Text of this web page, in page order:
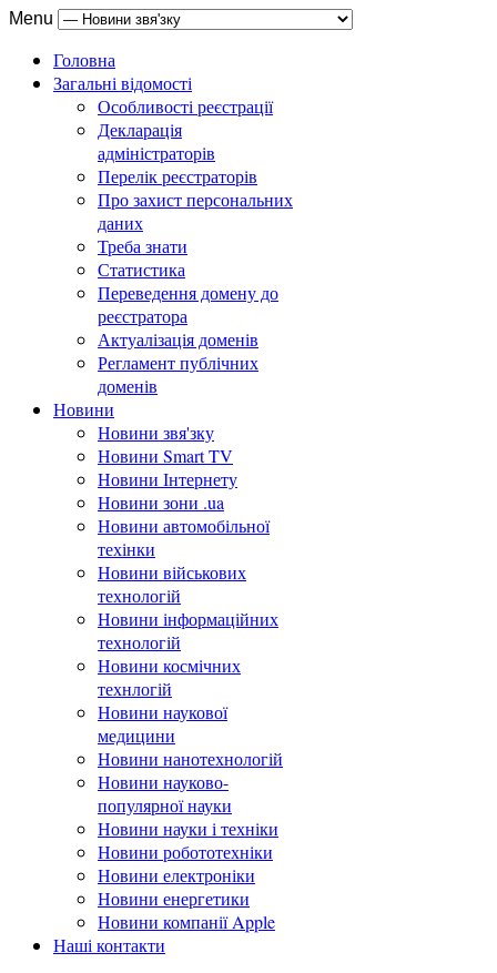
Menu
Головна
Загальні відомості
Особливості реєстрації
Декларація
адміністраторів
Перелік реєстраторів
Про захист персональних
даних
Треба знати
Статистика
Переведення домену до
реєстратора
Актуалізація доменів
Регламент публічних
доменів
Новини
Новини звя'зку
Новини Smart TV
Новини Інтернету
Новини зони .ua
Новини автомобільної
техінки
Новини військових
технологій
Новини інформаційних
технологій
Новини космічних
технлогій
Новини наукової
медицини
Новини нанотехнологій
Новини науково-
популярної науки
Новини науки і техніки
Новини робототехніки
Новини електроніки
Новини енергетики
Новини компанії Apple
Наші контакти